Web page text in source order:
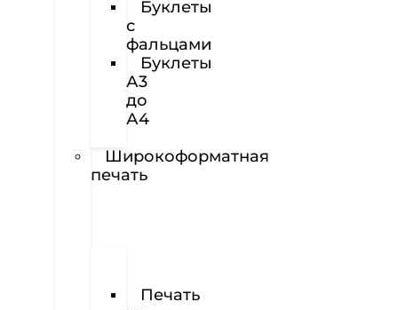
Буклеты
с
фальцами
Буклеты
А3
до
А4
Широкоформатная
печать
Печать